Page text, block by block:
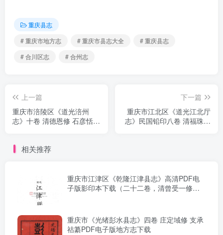
重庆县志
# 重庆市地方志
# 重庆市县志大全
# 重庆县志
# 合川区志
# 合州志
上一篇
重庆市涪陵区《道光涪州
志》十卷 清德恩修 石彦恬
下一篇
重庆市江北区《道光江北厅
志》民国铅印八卷 清福珠郎
相关推荐
重庆市江津区《乾隆江津县志》高清PDF电
子版影印本下载（二十二卷，清曾受一修，
重庆市《光绪彭水县志》四卷 庄定域修 支承
祜纂PDF电子版地方志下载